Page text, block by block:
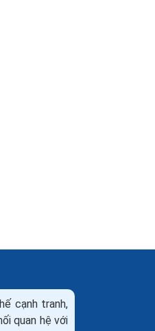
cạnh tranh,
quan hệ với